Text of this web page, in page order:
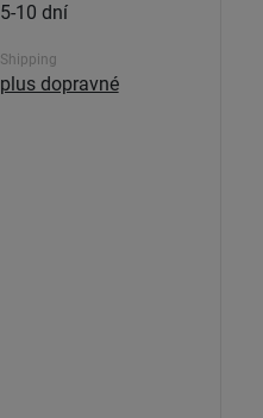
5-10 dní
Shipping
plus dopravné